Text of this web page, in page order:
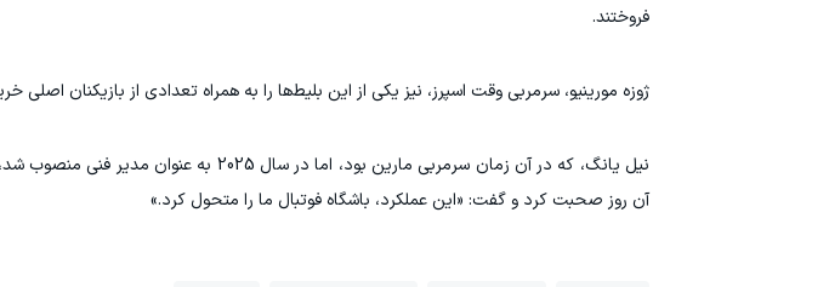
فروختند.
ژوزه مورینیو، سرمربی وقت اسپرز، نیز یکی از این بلیط‌ها را به همراه تعدادی از بازیکنان اصلی
نیل یانگ، که در آن زمان سرمربی مارین بود، اما
آن روز صحبت کرد و گفت: «این عملکرد، باشگاه فوتبال ما را متحول کرد.»